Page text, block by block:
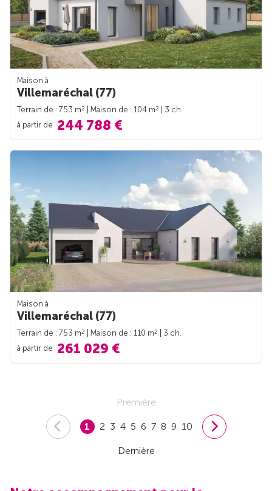
Maison à
Villemaréchal (77)
Terrain de : 753 m2 | Maison de : 104 m2
| 3 ch.
à partir de 244 788 €
Maison à
Villemaréchal (77)
Terrain de : 753 m2 | Maison de : 110 m2
| 3 ch.
à partir de 261 029 €
Première
1 2 3 4 5 6 7 8 9 10
Dernière